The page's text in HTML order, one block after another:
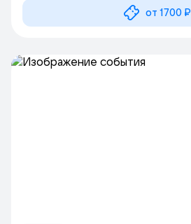
от 1700 ₽